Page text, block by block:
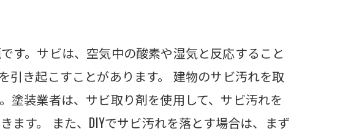
す。サビは、空気中の酸素や湿気と反応すること
引き起こすことがあります。 建物のサビ汚れを取
塗装業者は、サビ取り剤を使用して、サビ汚れを
す。 また、DIYでサビ汚れを落とす場合は、まず